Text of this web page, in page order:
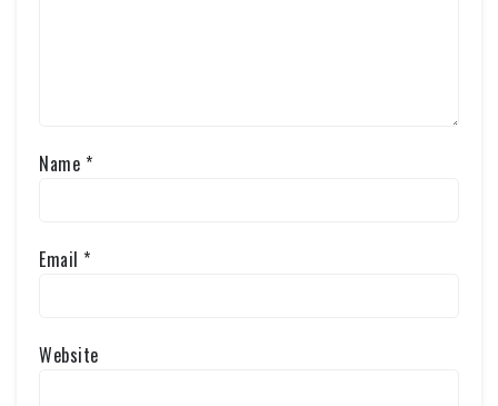
Name *
Email *
Website